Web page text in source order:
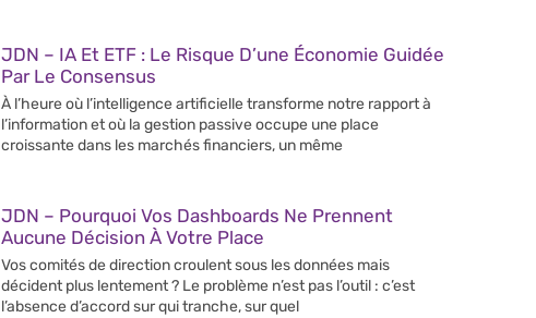
JDN – IA Et ETF : Le Risque D’une Économie Guidée
Par Le Consensus
À l’heure où l’intelligence artificielle transforme notre rapport à
l’information et où la gestion passive occupe une place
croissante dans les marchés financiers, un même
JDN – Pourquoi Vos Dashboards Ne Prennent
Aucune Décision À Votre Place
Vos comités de direction croulent sous les données mais
décident plus lentement ? Le problème n’est pas l’outil : c’est
l’absence d’accord sur qui tranche, sur quel